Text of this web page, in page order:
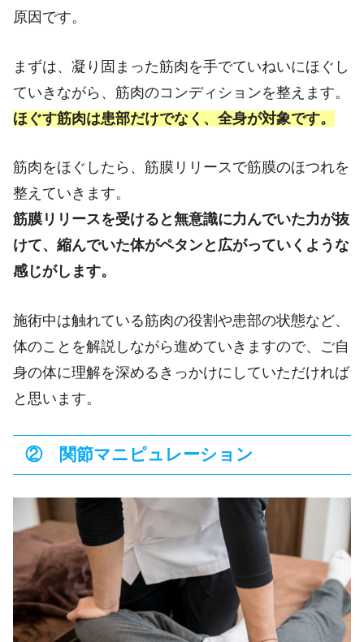
原因です。
まずは、凝り固まった筋肉を手でていねいにほぐし
ていきながら、筋肉のコンディションを整えます。
ほぐす筋肉は患部だけでなく、全身が対象です。
筋肉をほぐしたら、筋膜リリースで筋膜のほつれを
整えていきます。
筋膜リリースを受けると無意識に力んでいた力が抜
けて、縮んでいた体がペタンと広がっていくような
感じがします。
施術中は触れている筋肉の役割や患部の状態など、
体のことを解説しながら進めていきますので、ご自
身の体に理解を深めるきっかけにしていただければ
と思います。
② 関節マニピュレーション